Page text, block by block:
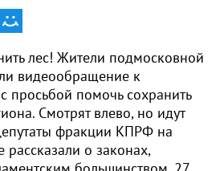
лес! Жители подмосковной
видеообращение к
просьбой помочь сохранить
Смотрят влево, но идут
фракции КПРФ на
рассказали о законах,